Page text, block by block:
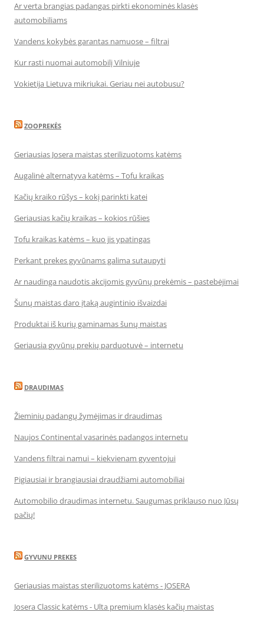
Ar verta brangias padangas pirkti ekonominės klasės
automobiliams
Vandens kokybės garantas namuose – filtrai
Kur rasti nuomai automobilį Vilniuje
Vokietija Lietuva mikriukai. Geriau nei autobusu?
ZOOPREKĖS
Geriausias Josera maistas sterilizuotoms katėms
Augalinė alternatyva katėms – Tofu kraikas
Kačių kraiko rūšys – kokį parinkti katei
Geriausias kačių kraikas – kokios rūšies
Tofu kraikas katėms – kuo jis ypatingas
Perkant prekes gyvūnams galima sutaupyti
Ar naudinga naudotis akcijomis gyvūnų prekėmis – pastebėjimai
Šunų maistas daro įtaką augintinio išvaizdai
Produktai iš kurių gaminamas šunų maistas
Geriausia gyvūnų prekių parduotuvė – internetu
DRAUDIMAS
Žieminių padangų žymėjimas ir draudimas
Naujos Continental vasarinės padangos internetu
Vandens filtrai namui – kiekvienam gyventojui
Pigiausiai ir brangiausiai draudžiami automobiliai
Automobilio draudimas internetu. Saugumas priklauso nuo Jūsų
pačių!
GYVUNU PREKES
Geriausias maistas sterilizuotoms katėms - JOSERA
Josera Classic katėms - Ulta premium klasės kačių maistas